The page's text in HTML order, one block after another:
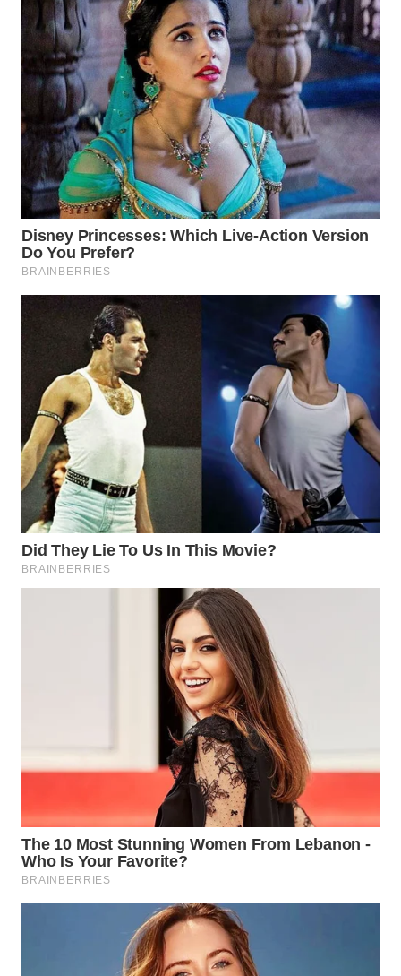
WN
TEBING
TINGGI
WN
PAKPAK
WN
KARAWANG
WN
BEKASI
WN
BOGOR
DEPOK
WN
TAPANULI
UTARA
WN
SAMOSIR
KEPULAUAN
WN
TANGERANG